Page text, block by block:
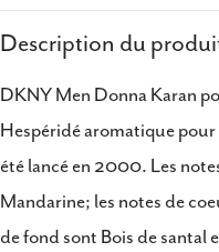
Description du
DKNY Men Donna Karan
Hespéridé aromatique
été lancé en 2000. Les
Mandarine; les notes de
de fond sont Bois de santal
Partager
Partager
Facebook
Partager
X
Épingler
Pinterest